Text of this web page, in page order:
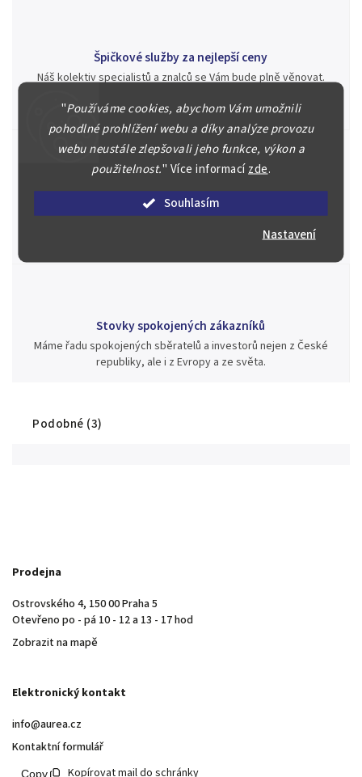
"Používáme cookies, abychom Vám umožnili
pohodlné prohlížení webu a díky analýze provozu
webu neustále zlepšovali jeho funkce, výkon a
použitelnost." Více informacízde.
Souhlasím
Nastavení
Špičkové služby za nejlepší ceny
Náš kolektiv specialistů a znalců se Vám bude plně věnovat.
aukci nebo Vám poradíme kam investovat.
Jsme zde pro Vás nepřetržitě již od roku 2000
Během té doby jsme v našich aukcích prodali významné sbírky i
jednotlivé kusy unikátních mincí, bankovek, řádů a vyznamenání
Stovky spokojených zákazníků
Máme řadu spokojených sběratelů a investorů nejen z České
republiky, ale i z Evropy a ze světa.
Podobné (3)
Prodejna
Ostrovského 4, 150 00 Praha 5
Otevřeno po - pá 10 - 12 a 13 - 17 hod
Zobrazit na mapě
Elektronický kontakt
info@aurea.cz
Kontaktní formulář
Kopírovat mail do schránky